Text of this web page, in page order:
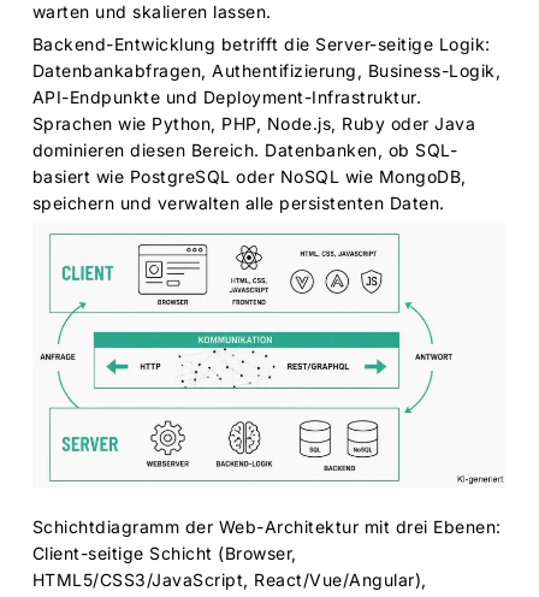
warten und skalieren lassen.
Backend-Entwicklung betrifft die Server-seitige Logik:
Datenbankabfragen, Authentifizierung, Business-Logik,
API-Endpunkte und Deployment-Infrastruktur.
Sprachen wie Python, PHP, Node.js, Ruby oder Java
dominieren diesen Bereich. Datenbanken, ob SQL-
basiert wie PostgreSQL oder NoSQL wie MongoDB,
speichern und verwalten alle persistenten Daten.
Schichtdiagramm der Web-Architektur mit drei Ebenen:
Client-seitige Schicht (Browser,
HTML5/CSS3/JavaScript, React/Vue/Angular),